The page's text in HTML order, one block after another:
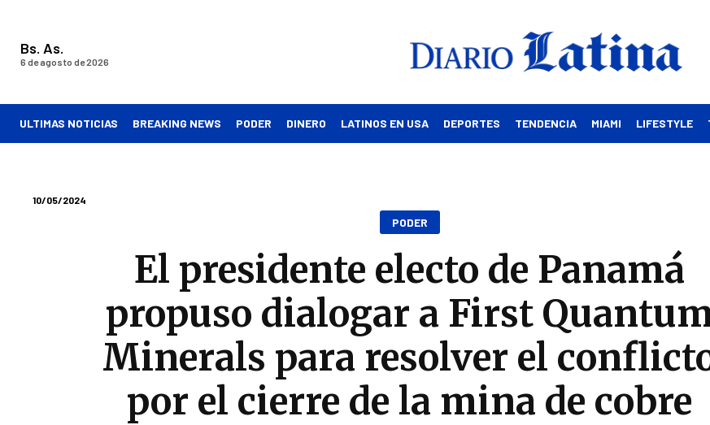
Bs. As.
6 de agosto de 2026
ULTIMAS NOTICIAS BREAKING NEWS PODER DINERO LATINOS EN USA DEPORTES TENDENCIA MIAMI LIFESTYLE
10/05/2024
PODER
El presidente electo de Panamá
propuso dialogar a First
Minerals para resolver el
por el cierre de la mina de cobre